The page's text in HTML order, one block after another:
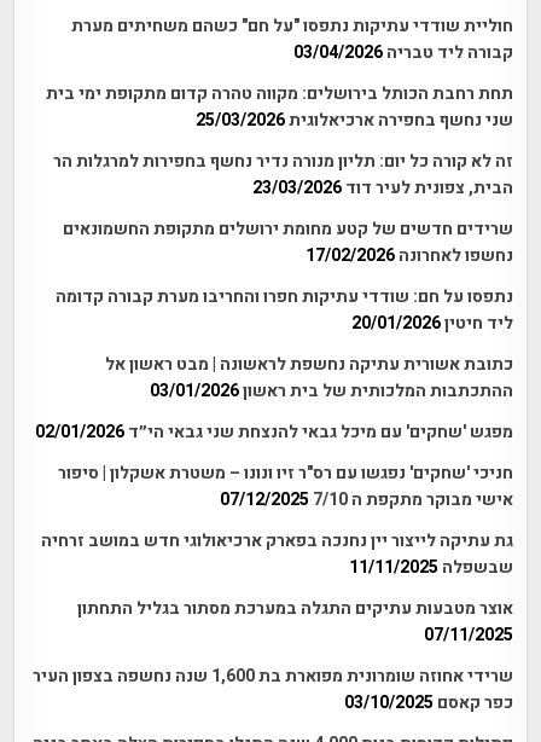
חוליית שודדי עתיקות נתפסו "על חם" כשהם משחיתים מערת
קבורה ליד טבריה 03/04/2026
תחת רחבת הכותל בירושלים: מקווה טהרה קדום מתקופת ימי בית
שני נחשף בחפירה ארכיאלוגית25/03/2026
זה לא קורה כל יום: תליון מנורה נדיר נחשף בחפירות למרגלות הר
הבית, צפונית לעיר דוד 23/03/2026
שרידים חדשים של קטע מחומת ירושלים מתקופת החשמונאים
נחשפו לאחרונה 17/02/2026
נתפסו על חם: שודדי עתיקות חפרו והחריבו מערת קבורה קדומה
ליד חיטין20/01/2026
כתובת אשורית עתיקה נחשפת לראשונה | מבט ראשון אל
ההתכתבות המלכותית של בית ראשון03/01/2026
מפגש 'שחקים' עם מיכל גבאי להנצחת שני גבאי הי״ד 02/01/2026
חניכי 'שחקים' נפגשו עם רס"ר זיו ונונו – משטרת אשקלון | סיפור
אישי מבוקר מתקפת ה 7/10
07/12/2025
גת עתיקה לייצור יין נחנכה בפארק ארכיאולוגי חדש במושב זרחיה
שבשפלה 11/11/2025
אוצר מטבעות עתיקים התגלה במערכת מסתור בגליל התחתון
07/11/2025
שרידי אחוזה שומרונית מפוארת בת 1,600 שנה נחשפה בצפון העיר
כפר קאסם 03/10/2025